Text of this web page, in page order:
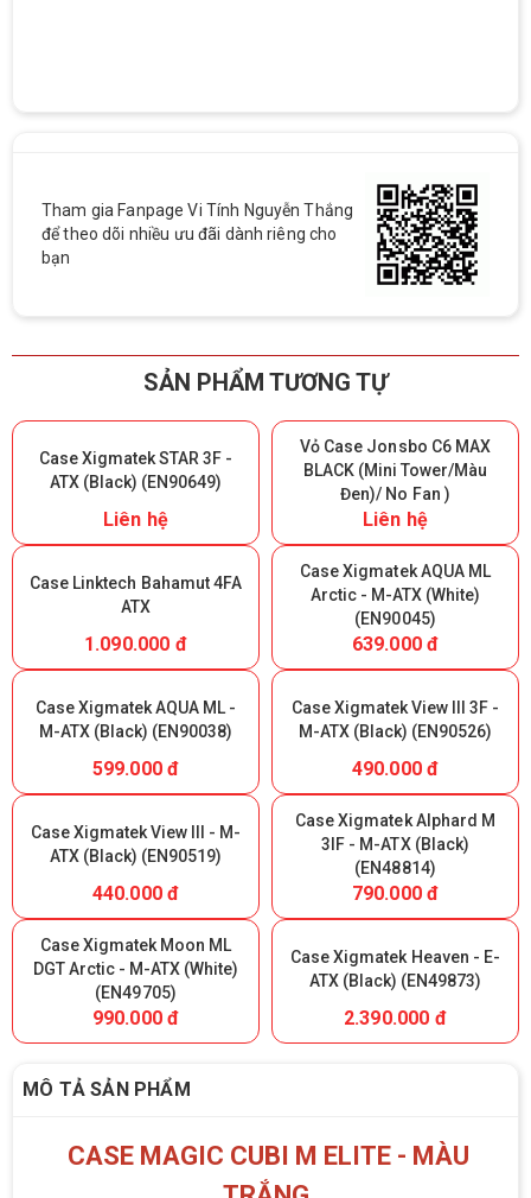
Tham gia Fanpage Vi Tính Nguyễn Thắng
để theo dõi nhiều ưu đãi dành riêng cho
bạn
SẢN PHẨM TƯƠNG TỰ
Case Xigmatek STAR 3F -
ATX (Black) (EN90649)
Liên hệ
Vỏ Case Jonsbo C6 MAX
BLACK (Mini Tower/Màu
Đen)/ No Fan )
Liên hệ
Case Linktech Bahamut 4FA
ATX
1.090.000 đ
Case Xigmatek AQUA ML
Arctic - M-ATX (White)
(EN90045)
639.000 đ
Case Xigmatek AQUA ML -
M-ATX (Black) (EN90038)
599.000 đ
Case Xigmatek View III 3F -
M-ATX (Black) (EN90526)
490.000 đ
Case Xigmatek View III - M-
ATX (Black) (EN90519)
440.000 đ
Case Xigmatek Alphard M
3IF - M-ATX (Black)
(EN48814)
790.000 đ
Case Xigmatek Moon ML
DGT Arctic - M-ATX (White)
(EN49705)
990.000 đ
Case Xigmatek Heaven - E-
ATX (Black) (EN49873)
2.390.000 đ
MÔ TẢ SẢN PHẨM
CASE MAGIC CUBI M ELITE - MÀU